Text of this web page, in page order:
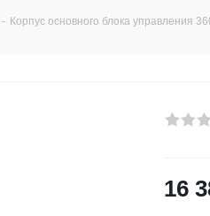
- Корпус основного блока управления
16